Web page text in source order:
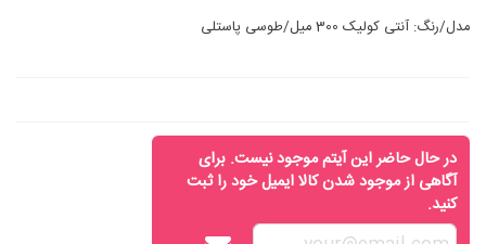
مدل/رنگ: آنتی کولیک 300 میل/طوسی پاستلی
در حال حاضر این آیتم موجود نیست. برای
آگاهی از موجود شدن کالا ایمیل خود را ثبت
کنید.